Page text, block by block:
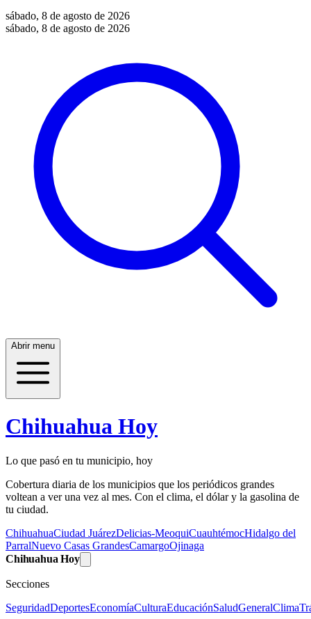
sábado, 8 de agosto de 2026
sábado, 8 de agosto de 2026
Abrir menu
Chihuahua Hoy
Lo que pasó en tu municipio, hoy
Cobertura diaria de los municipios que los periódicos grandes
voltean a ver una vez al mes. Con el clima, el dólar y la gasolina de
tu ciudad.
ChihuahuaCiudad JuárezDelicias-MeoquiCuauhtémocHidalgo del
ParralNuevo Casas GrandesCamargoOjinaga
Chihuahua Hoy
Secciones
SeguridadDeportesEconomíaCulturaEducaciónSaludGeneralClima